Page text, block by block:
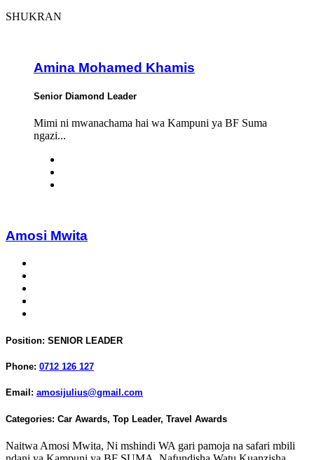
SHUKRAN
Amina Mohamed Khamis
Senior Diamond Leader
Mimi ni mwanachama hai wa Kampuni ya BF Suma
ngazi...
Amosi Mwita
Position: SENIOR LEADER
Phone: 0712 126 127
Email: amosijulius@gmail.com
Categories: Car Awards, Top Leader, Travel Awards
Naitwa Amosi Mwita, Ni mshindi WA gari pamoja na safari mbili